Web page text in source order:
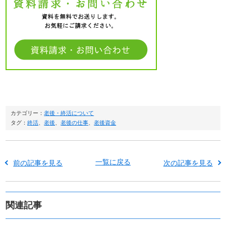
カテゴリー：老後・終活について
タグ：終活 、老後 、老後の仕事 、老後資金
前の記事を見る 一覧に戻る 次の記事を見る
関連記事